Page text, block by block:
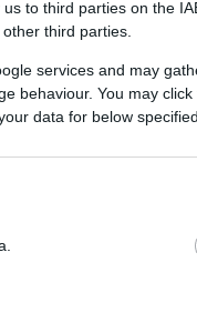
to third parties on the
third parties.
services and may
behaviour. You may
data for below
készülőket.
a motor
kérdésekben.
for
&